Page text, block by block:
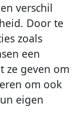
verschil
Door te
zoals
een
ze geven om
om ook
eigen